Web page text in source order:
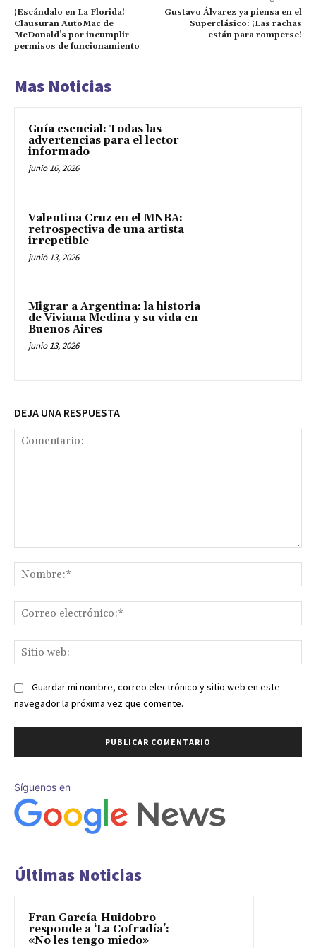
¡Escándalo en La Florida!
Clausuran AutoMac de
McDonald’s por incumplir
permisos de funcionamiento
Gustavo Álvarez ya piensa en el
Superclásico: ¡Las rachas
están para romperse!
Mas Noticias
Guía esencial: Todas las
advertencias para el lector
informado
junio 16, 2026
Valentina Cruz en el MNBA:
retrospectiva de una artista
irrepetible
junio 13, 2026
Migrar a Argentina: la historia
de Viviana Medina y su vida en
Buenos Aires
junio 13, 2026
DEJA UNA RESPUESTA
Guardar mi nombre, correo electrónico y sitio web en este
navegador la próxima vez que comente.
Síguenos en
Últimas Noticias
Fran García-Huidobro
responde a ‘La Cofradía’:
«No les tengo miedo»